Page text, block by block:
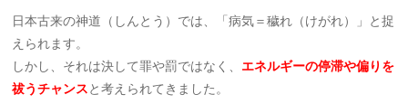
日本古来の神道（しんとう）では、「病気＝穢れ（けがれ）」と捉
えられます。
しかし、それは決して罪や罰ではなく、 エネルギーの停滞や偏りを
祓うチャンスと考えられてきました。